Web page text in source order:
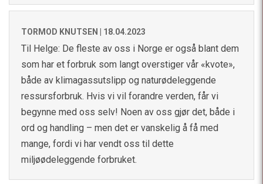
TORMOD KNUTSEN | 18.04.2023
Til Helge: De fleste av oss i Norge er også blant dem
som har et forbruk som langt overstiger vår «kvote»,
både av klimagassutslipp og naturødeleggende
ressursforbruk. Hvis vi vil forandre verden, får vi
begynne med oss selv! Noen av oss gjør det, både i
ord og handling – men det er vanskelig å få med
mange, fordi vi har vendt oss til dette
miljøødeleggende forbruket.